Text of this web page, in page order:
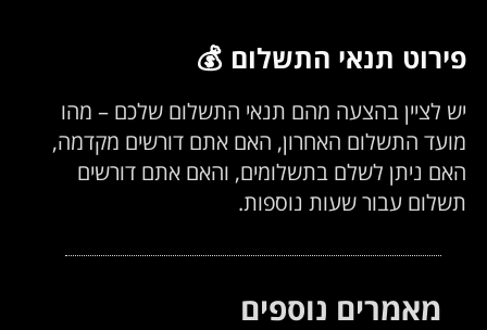
פירוט תנאי התשלום 💰
יש לציין בהצעה מהם תנאי התשלום שלכם – מהו
מועד התשלום האחרון, האם אתם דורשים מקדמה,
האם ניתן לשלם בתשלומים, והאם אתם דורשים
תשלום עבור שעות נוספות.
מאמרים נוספים